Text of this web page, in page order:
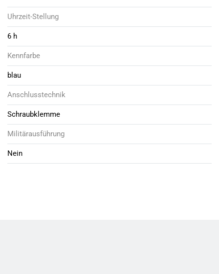
Uhrzeit-Stellung
6 h
Kennfarbe
blau
Anschlusstechnik
Schraubklemme
Militärausführung
Nein